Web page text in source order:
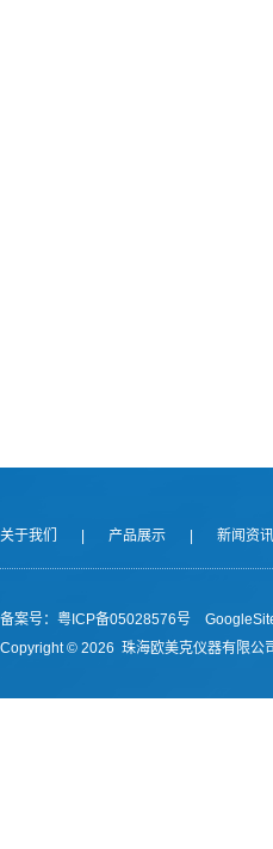
关于我们 产品展示 新闻资讯
备案号： 粤ICP备05028576号
Copyright © 2026 珠海欧美克仪器有限公